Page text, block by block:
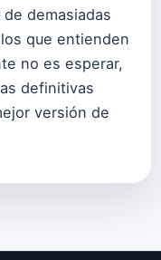
demasiadas
que entienden
no es esperar,
definitivas
versión de